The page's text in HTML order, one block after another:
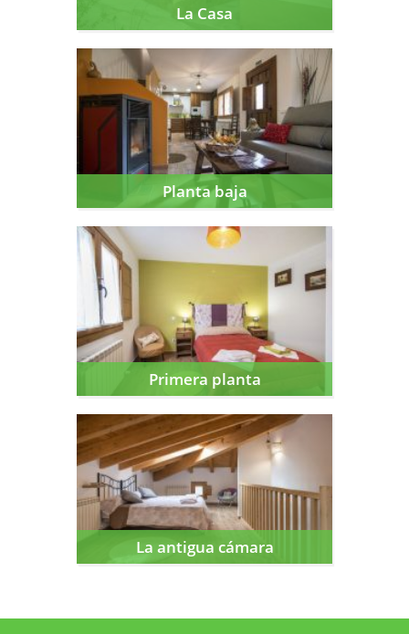
La Casa
Planta baja
Planta baja
Primera planta
Primera planta
La antigua cámara
La antigua cámara